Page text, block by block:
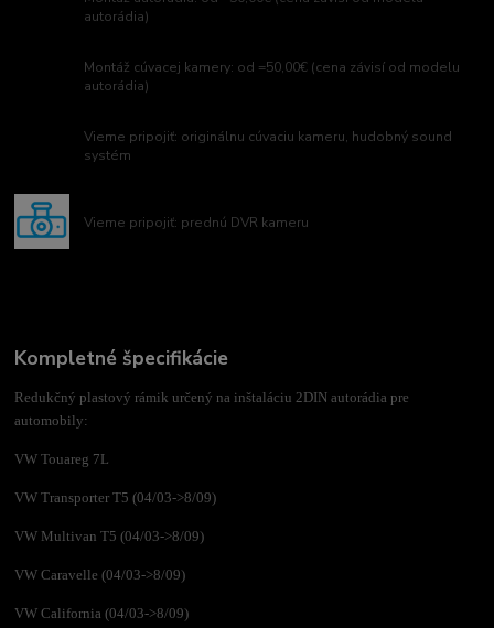
autorádia)
Montáž cúvacej kamery: od =50,00€ (cena závisí od modelu
autorádia)
Vieme pripojiť: originálnu cúvaciu kameru, hudobný sound
systém
Vieme pripojiť: prednú DVR kameru
Kompletné špecifikácie
Redukčný plastový rámik určený na inštaláciu 2DIN autorádia pre
automobily:
VW Touareg 7L
VW Transporter T5 (04/03->8/09)
VW Multivan T5 (04/03->8/09)
VW Caravelle (04/03->8/09)
VW California (04/03->8/09)